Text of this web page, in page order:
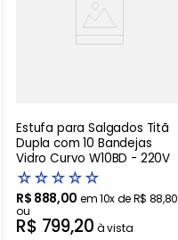
Estufa para Salgados Titã
Dupla com 10 Bandejas
Vidro Curvo W10BD - 220V
☆☆☆☆☆
R$ 888,00 em10x deR$ 88,80
ou
R$ 799,20 à vista